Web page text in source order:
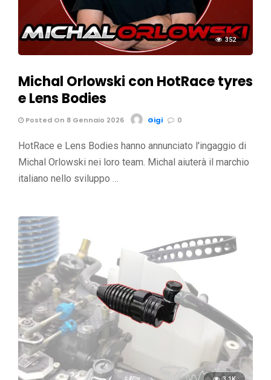
352
Michal Orlowski con HotRace tyres
e Lens Bodies
Posted On 8 Gennaio 2026 Gigi 0
HotRace e Lens Bodies hanno annunciato l'ingaggio di
Michal Orlowski nei loro team. Michal aiuterà il marchio
italiano nello sviluppo …